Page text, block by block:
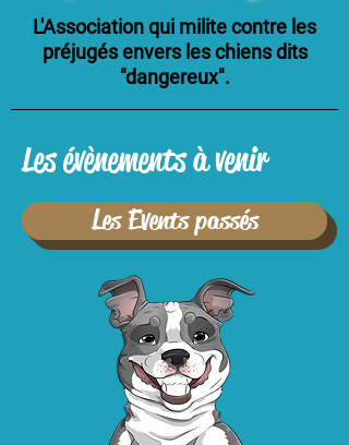
L'Association qui milite contre les
préjugés envers les chiens dits
"dangereux".
Les évènements à venir
Les Events passés